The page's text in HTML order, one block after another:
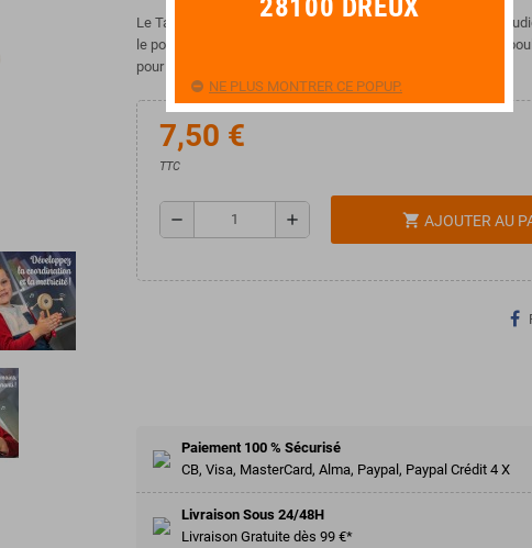
Le Tan-tan, aussi appelé "monkey drum" est une percussion
le pour produire des claquements uniques grâce à ses deux
pour éveiller les enfants à la musique.
7,50 €
TTC
remove add shopping_cart AJOUTER AU
Paiement 100 % Sécurisé
CB, Visa, MasterCard, Alma, Paypal, Paypal Crédit 4 X
Livraison Sous 24/48H
Livraison Gratuite dès 99 €*
28100 DREUX
NE PLUS MONTRER CE POPUP.